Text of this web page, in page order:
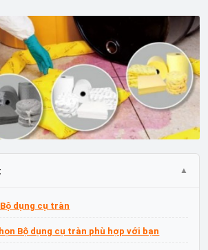
dụng cụ tràn
Bộ dụng cụ tràn phù hợp với bạn